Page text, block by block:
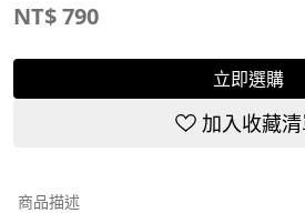
NT$790
立即選購
加入收藏
商品描述